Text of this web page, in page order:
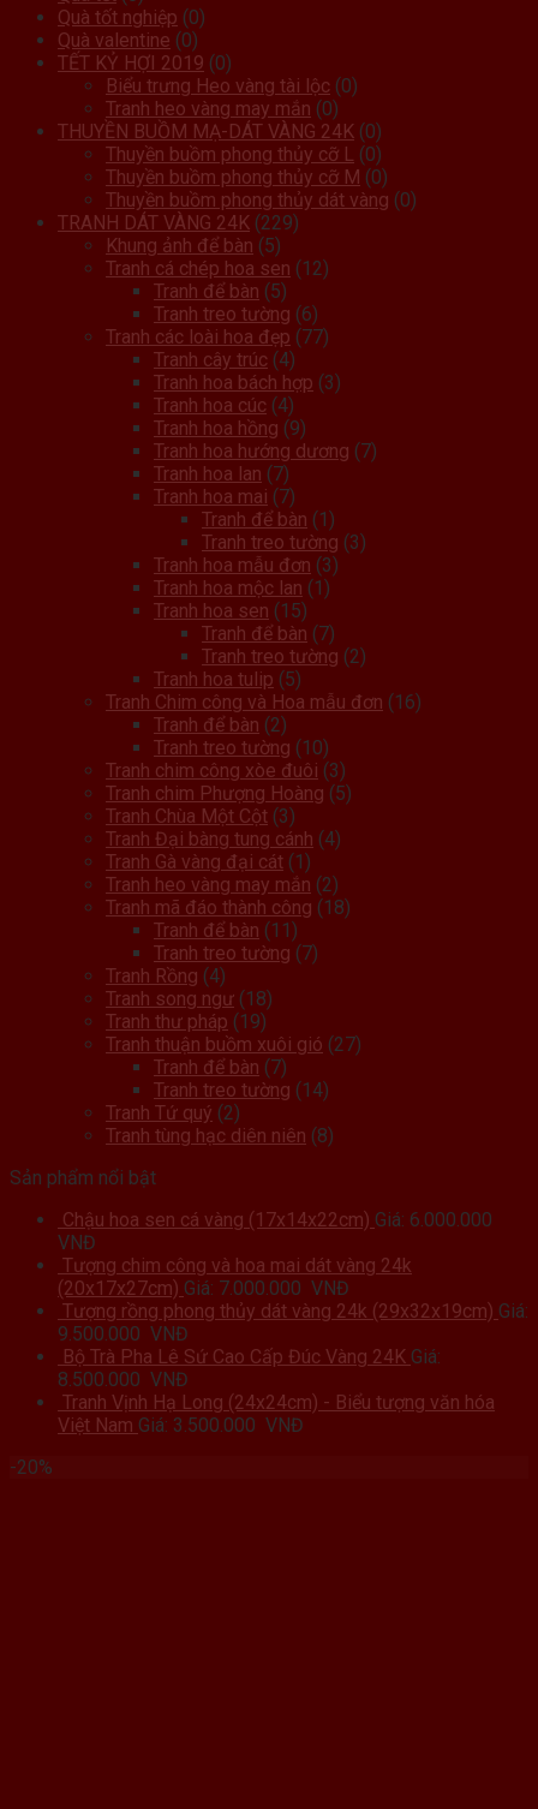
Quà tốt nghiệp (0)
Quà valentine (0)
TẾT KỶ HỢI 2019 (0)
Biểu trưng Heo vàng tài lộc (0)
Tranh heo vàng may mắn (0)
THUYỀN BUỒM MẠ-DÁT VÀNG 24K (0)
Thuyền buồm phong thủy cỡ L (0)
Thuyền buồm phong thủy cỡ M (0)
Thuyền buồm phong thủy dát vàng (0)
TRANH DÁT VÀNG 24K (229)
Khung ảnh để bàn (5)
Tranh cá chép hoa sen (12)
Tranh để bàn (5)
Tranh treo tường (6)
Tranh các loài hoa đẹp (77)
Tranh cây trúc (4)
Tranh hoa bách hợp (3)
Tranh hoa cúc (4)
Tranh hoa hồng (9)
Tranh hoa hướng dương (7)
Tranh hoa lan (7)
Tranh hoa mai (7)
Tranh để bàn (1)
Tranh treo tường (3)
Tranh hoa mẫu đơn (3)
Tranh hoa mộc lan (1)
Tranh hoa sen (15)
Tranh để bàn (7)
Tranh treo tường (2)
Tranh hoa tulip (5)
Tranh Chim công và Hoa mẫu đơn (16)
Tranh để bàn (2)
Tranh treo tường (10)
Tranh chim công xòe đuôi (3)
Tranh chim Phượng Hoàng (5)
Tranh Chùa Một Cột (3)
Tranh Đại bàng tung cánh (4)
Tranh Gà vàng đại cát (1)
Tranh heo vàng may mắn (2)
Tranh mã đáo thành công (18)
Tranh để bàn (11)
Tranh treo tường (7)
Tranh Rồng (4)
Tranh song ngư (18)
Tranh thư pháp (19)
Tranh thuận buồm xuôi gió (27)
Tranh để bàn (7)
Tranh treo tường (14)
Tranh Tứ quý (2)
Tranh tùng hạc diên niên (8)
Sản phẩm nổi bật
Chậu hoa sen cá vàng (17x14x22cm) Giá: 6.000.000
VNĐ
Tượng chim công và hoa mai dát vàng 24k
(20x17x27cm) Giá: 7.000.000 VNĐ
Tượng rồng phong thủy dát vàng 24k (29x32x19cm) Giá:
9.500.000 VNĐ
Bộ Trà Pha Lê Sứ Cao Cấp Đúc Vàng 24K Giá:
8.500.000 VNĐ
Tranh Vịnh Hạ Long (24x24cm) - Biểu tượng văn hóa
Việt Nam Giá: 3.500.000 VNĐ
-20%